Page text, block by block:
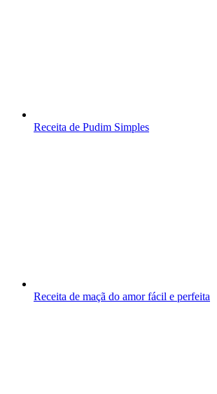
Receita de Pudim Simples
Receita de maçã do amor fácil e perfeita